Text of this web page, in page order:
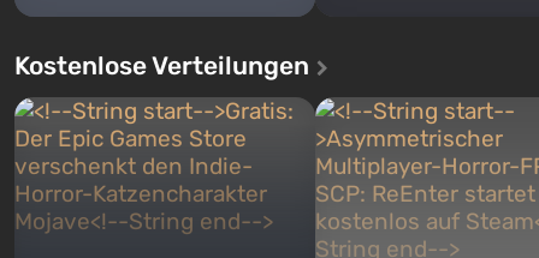
Kostenlose Verteilungen